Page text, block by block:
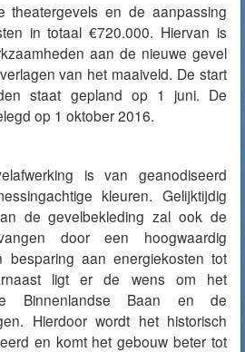
theatergevels en de aanpassing
in totaal €720.000. Hiervan is
aan de nieuwe gevel
van het maaiveld. De start
staat gepland op 1 juni. De
op 1 oktober 2016.
is van geanodiseerd
kleuren. Gelijktijdig
de gevelbekleding zal ook de
door een hoogwaardig
besparing aan energiekosten tot
ligt er de wens om het
Binnenlandse Baan en de
Hierdoor wordt het historisch
en komt het gebouw beter tot